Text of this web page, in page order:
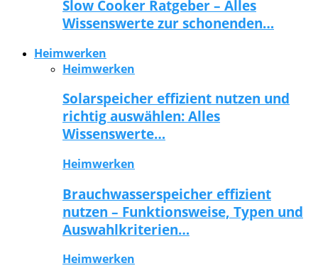
Slow Cooker Ratgeber – Alles
Wissenswerte zur schonenden…
Heimwerken
Heimwerken
Solarspeicher effizient nutzen und
richtig auswählen: Alles
Wissenswerte…
Heimwerken
Brauchwasserspeicher effizient
nutzen – Funktionsweise, Typen und
Auswahlkriterien…
Heimwerken